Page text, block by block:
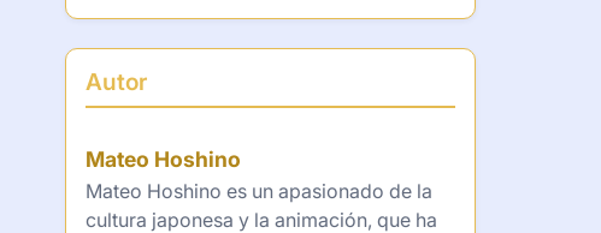
Autor
Mateo Hoshino
Mateo Hoshino es un apasionado de la
cultura japonesa y la animación, que ha